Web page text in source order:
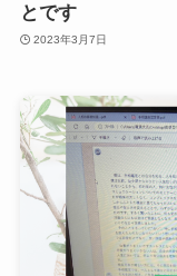
とです
2023年3月7日